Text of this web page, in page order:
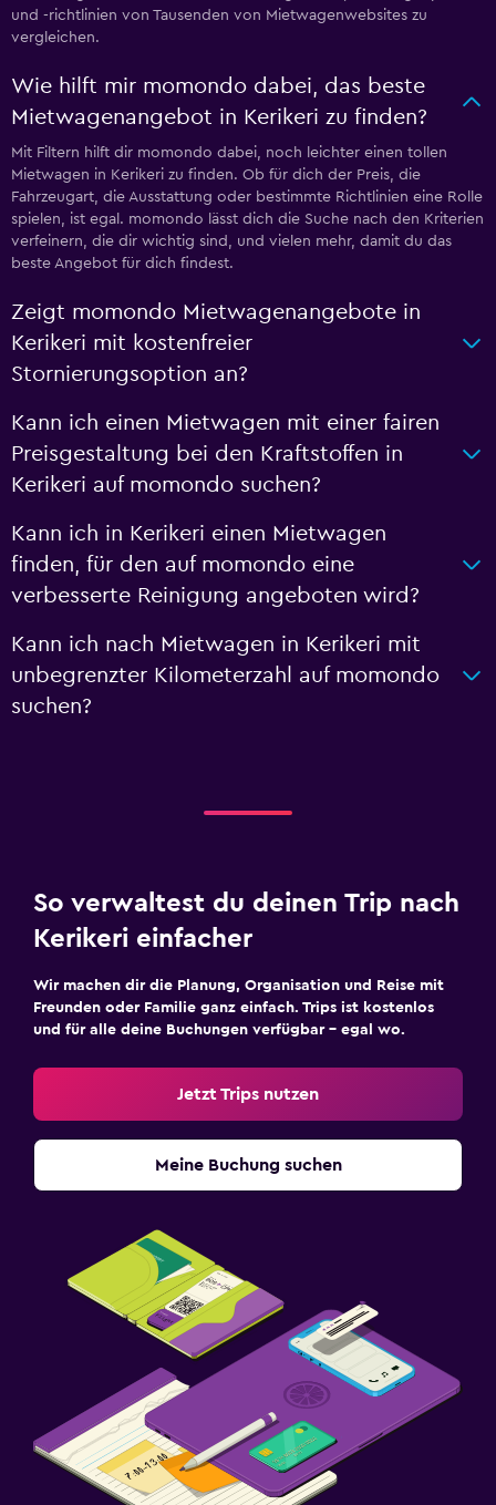
und -richtlinien von Tausenden von Mietwagenwebsites zu
vergleichen.
Wie hilft mir momondo dabei, das beste
Mietwagenangebot in Kerikeri zu finden?
Mit Filtern hilft dir momondo dabei, noch leichter einen tollen
Mietwagen in Kerikeri zu finden. Ob für dich der Preis, die
Fahrzeugart, die Ausstattung oder bestimmte Richtlinien eine Rolle
spielen, ist egal. momondo lässt dich die Suche nach den Kriterien
verfeinern, die dir wichtig sind, und vielen mehr, damit du das
beste Angebot für dich findest.
Zeigt momondo Mietwagenangebote in
Kerikeri mit kostenfreier
Stornierungsoption an?
Kann ich einen Mietwagen mit einer fairen
Preisgestaltung bei den Kraftstoffen in
Kerikeri auf momondo suchen?
Kann ich in Kerikeri einen Mietwagen
finden, für den auf momondo eine
verbesserte Reinigung angeboten wird?
Kann ich nach Mietwagen in Kerikeri mit
unbegrenzter Kilometerzahl auf momondo
suchen?
So verwaltest du deinen Trip nach
Kerikeri einfacher
Wir machen dir die Planung, Organisation und Reise mit
Freunden oder Familie ganz einfach. Trips ist kostenlos
und für alle deine Buchungen verfügbar – egal wo.
Jetzt Trips nutzen
Meine Buchung suchen